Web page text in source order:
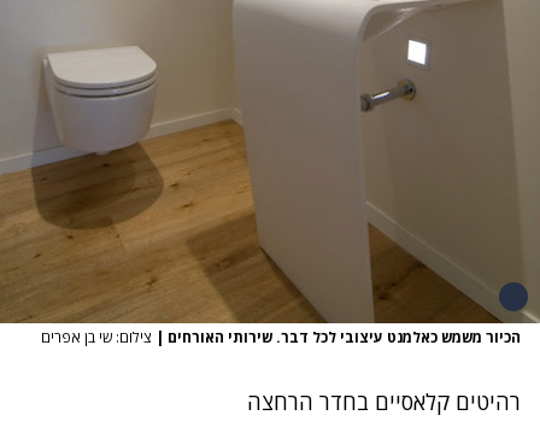
הכיור משמש כאלמנט עיצובי לכל דבר. שירותי האורחים | צילום: שי בן אפרים
רהיטים קלאסיים בחדר הרחצה